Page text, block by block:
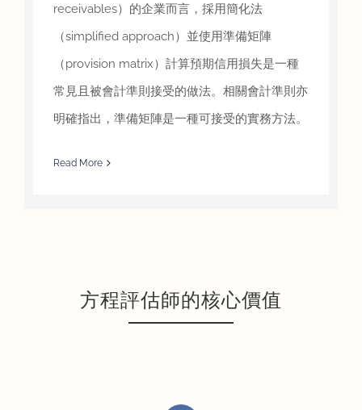
receivables）的企業而言，採用簡化法
（simplified approach）並使用準備矩陣
（provision matrix）計算預期信用損失是一種
常見且被會計準則接受的做法。相關會計準則亦
明確指出，準備矩陣是一種可接受的實務方法。
Read More
方程評估師的核心價值